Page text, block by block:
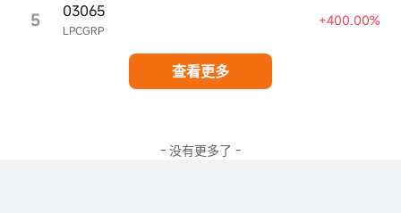
5 LPCGRP
03065 +400.00%
查看更多
- 没有更多了 -